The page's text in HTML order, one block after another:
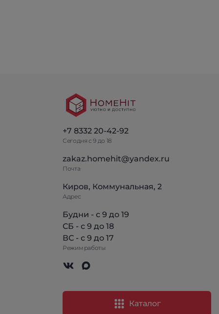
+7 8332 20-42-92
Сегодня с 9 до 18
zakaz.homehit@yandex.ru
Почта
Киров, Коммунальная, 2
Адрес
Будни - с 9 до 19
СБ - с 9 до 18
ВС - с 9 до 17
Режим работы
Каталог